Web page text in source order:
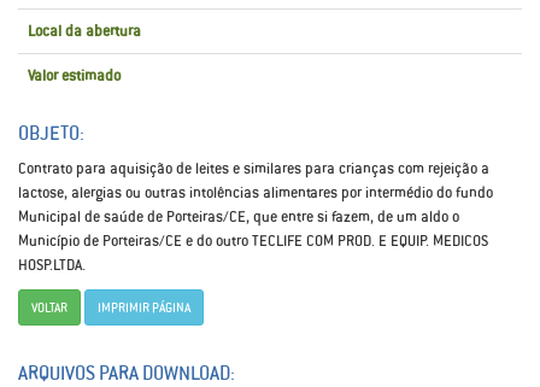
Local da abertura
Valor estimado
OBJETO:
Contrato para aquisição de leites e similares para crianças com rejeição a
lactose, alergias ou outras intolências alimentares por intermédio do fundo
Municipal de saúde de Porteiras/CE, que entre si fazem, de um aldo o
Município de Porteiras/CE e do outro TECLIFE COM PROD. E EQUIP. MEDICOS
HOSP.LTDA.
VOLTAR IMPRIMIR PÁGINA
ARQUIVOS PARA DOWNLOAD: